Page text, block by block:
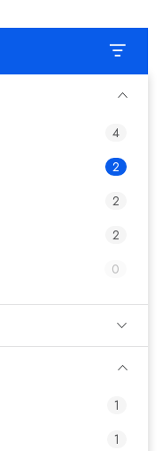
4
2
2
2
0
1
1